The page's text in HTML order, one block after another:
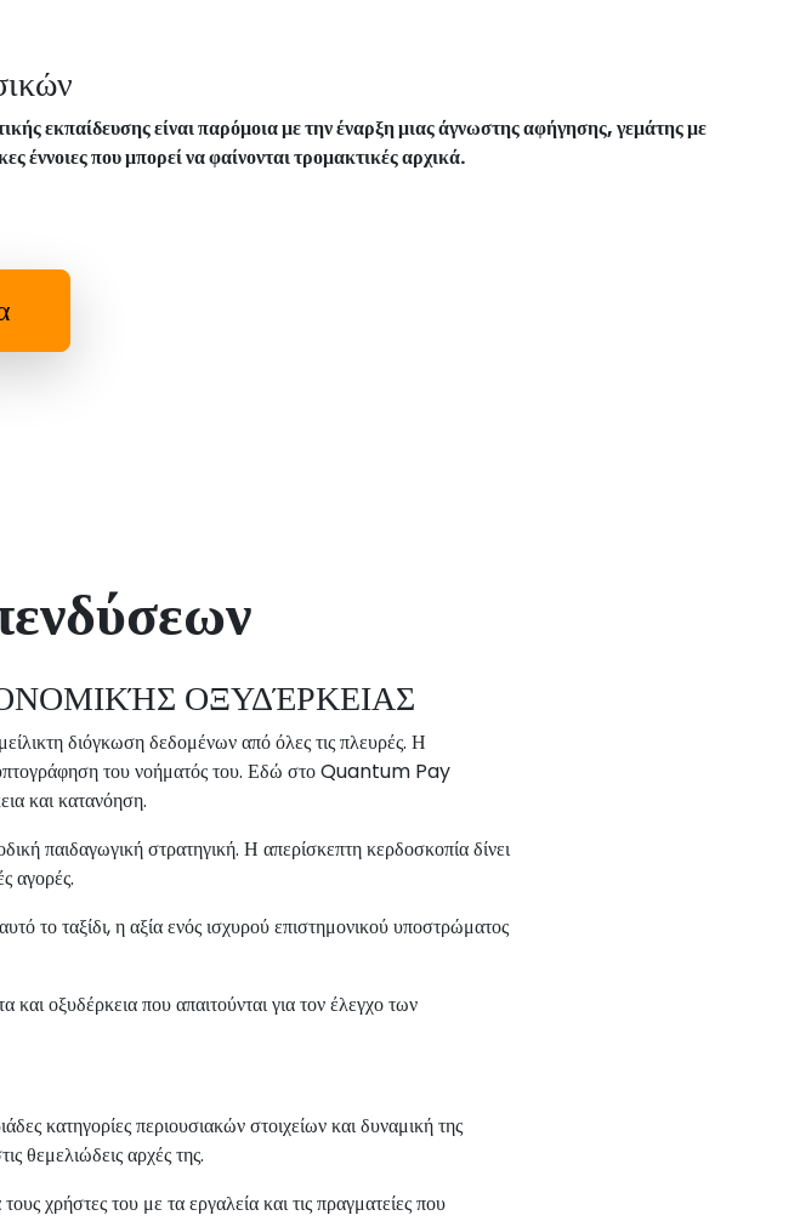
εκπαίδευσης είναι παρόμοια με την έναρξη μιας άγνωστης αφήγησης, γεμάτης με
έννοιες που μπορεί να φαίνονται τρομακτικές αρχικά.
ΟΞΥΔΈΡΚΕΙΑΣ
διόγκωση δεδομένων από όλες τις πλευρές. Η
του νοήματός του. Εδώ στο Quantum Pay
και κατανόηση.
παιδαγωγική στρατηγική. Η απερίσκεπτη κερδοσκοπία δίνει
αγορές.
το ταξίδι, η αξία ενός ισχυρού επιστημονικού υποστρώματος
οξυδέρκεια που απαιτούνται για τον έλεγχο των
κατηγορίες περιουσιακών στοιχείων και δυναμική της
θεμελιώδεις αρχές της.
χρήστες του με τα εργαλεία και τις πραγματείες που